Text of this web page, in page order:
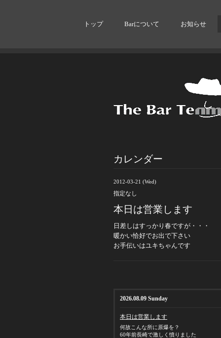
トップ Barについて お知らせ
カレンダー
2012-03-21 (Wed)
指定なし
本日は営業します
日差しはすっかり春ですが・・・
暖かい恰好でお出で下さい
お手伝いはユキちゃんです
2026.08.09 Sunday
本日は営業します
何故こんな所に原爆を？
60年前長崎で激しく憤りました